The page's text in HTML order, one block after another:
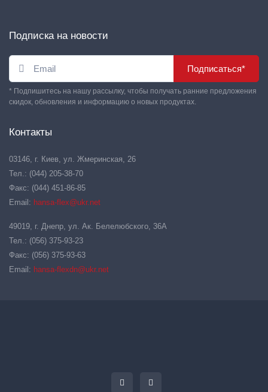
Подписка на новости
Подписаться*
* Подпишитесь на нашу рассылку, чтобы получать ранние предложения
скидок, обновления и информацию о новых продуктах.
Контакты
03146, г. Киев, ул. Жмеринская, 26
Тел.: (044) 205-38-70
Факс: (044) 451-86-85
Email: hansa-flex@ukr.net
49019, г. Днепр, ул. Ак. Белелюбского, 36А
Тел.: (056) 375-93-23
Факс: (056) 375-93-63
Email: hansa-flexdn@ukr.net